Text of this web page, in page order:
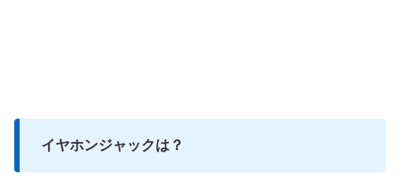
イヤホンジャックは？